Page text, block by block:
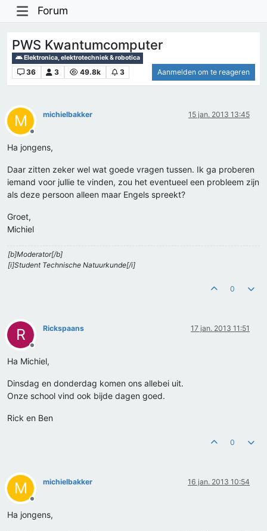
Forum
PWS Kwantumcomputer
Elektronica, elektrotechniek & robotica
36 3 49.8k 3 Aanmelden om te reageren
M
Offline
michielbakker 15 jan. 2013 13:45
Ha jongens,
Daar zitten zeker wel wat goede vragen tussen. Ik ga proberen
iemand voor jullie te vinden, zou het eventueel een probleem zijn
als deze persoon alleen maar Engels spreekt?
Groet,
Michiel
[b]Moderator[/b]
[i]Student Technische Natuurkunde[/i]
0
R
Offline
Rickspaans 17 jan. 2013 11:51
Ha Michiel,
Dinsdag en donderdag komen ons allebei uit.
Onze school vind ook bijde dagen goed.
Rick en Ben
0
M
Offline
michielbakker 16 jan. 2013 10:54
Ha jongens,